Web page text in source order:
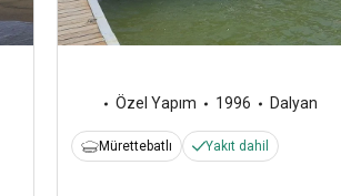
Özel Yapım 1996 Dalyan
Mürettebatlı Yakıt dahil